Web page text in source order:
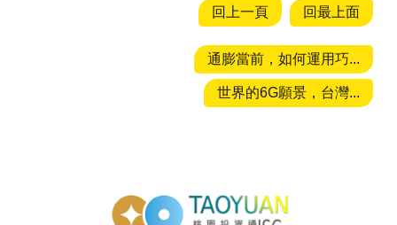
回上一頁 回最上面
通膨當前，如何運用巧...
世界的6G願景，台灣...
投資通招商網